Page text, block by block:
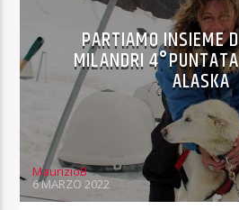
PARTIAMO INSIEME
MILANDRI
ALASKA
MaurizioB
6 MARZO 2022